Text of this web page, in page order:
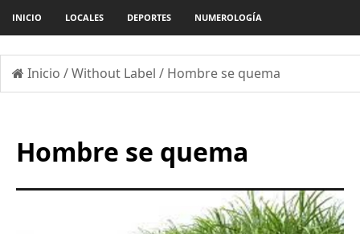
INICIO LOCALES DEPORTES NUMEROLOGÍA
Inicio /Without Label / Hombre se quema
Hombre se quema